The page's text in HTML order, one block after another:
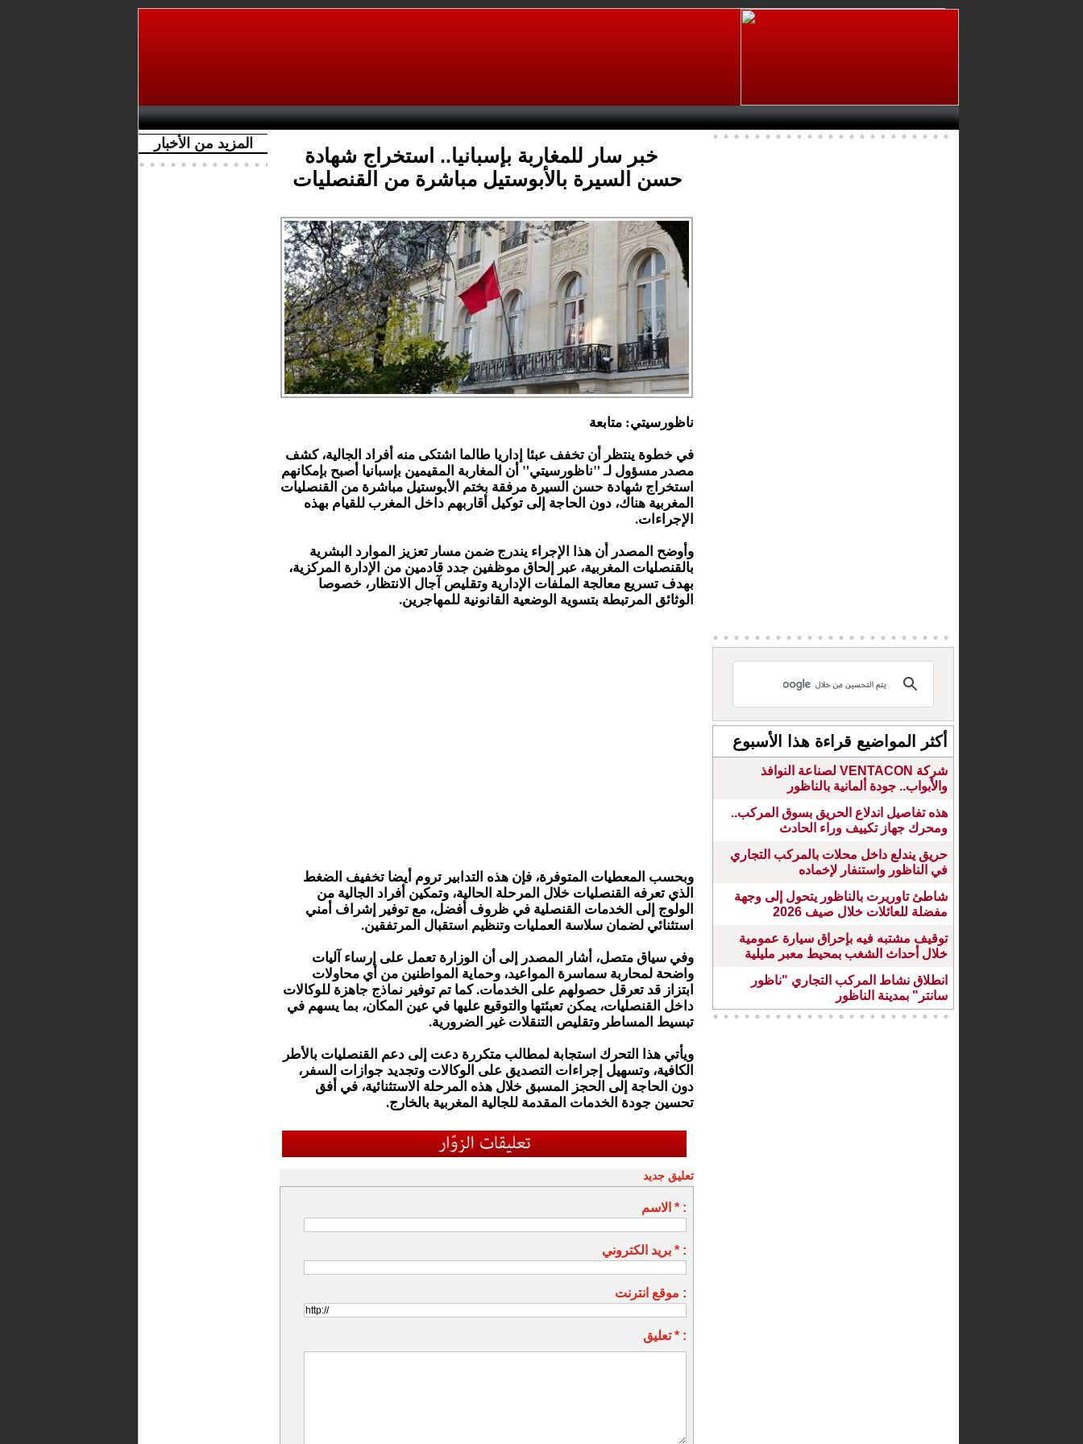
المزيد من الأخبار
خبر سار للمغاربة بإسبانيا.. استخراج شهادة
حسن السيرة بالأبوستيل مباشرة من القنصليات
ناظورسيتي: متابعة
في خطوة ينتظر أن تخفف عبئا إداريا طالما اشتكى منه أفراد الجالية، كشف
مصدر مسؤول لـ "ناظورسيتي" أن المغاربة المقيمين بإسبانيا أصبح بإمكانهم
استخراج شهادة حسن السيرة مرفقة بختم الأبوستيل مباشرة من القنصليات
المغربية هناك، دون الحاجة إلى توكيل أقاربهم داخل المغرب للقيام بهذه
الإجراءات.
وأوضح المصدر أن هذا الإجراء يندرج ضمن مسار تعزيز الموارد البشرية
بالقنصليات المغربية، عبر إلحاق موظفين جدد قادمين من الإدارة المركزية،
بهدف تسريع معالجة الملفات الإدارية وتقليص آجال الانتظار، خصوصا
الوثائق المرتبطة بتسوية الوضعية القانونية للمهاجرين.
وبحسب المعطيات المتوفرة، فإن هذه التدابير تروم أيضا تخفيف الضغط
الذي تعرفه القنصليات خلال المرحلة الحالية، وتمكين أفراد الجالية من
الولوج إلى الخدمات القنصلية في ظروف أفضل، مع توفير إشراف أمني
استثنائي لضمان سلاسة العمليات وتنظيم استقبال المرتفقين.
وفي سياق متصل، أشار المصدر إلى أن الوزارة تعمل على إرساء آليات
واضحة لمحاربة سماسرة المواعيد، وحماية المواطنين من أي محاولات
ابتزاز قد تعرقل حصولهم على الخدمات. كما تم توفير نماذج جاهزة للوكالات
داخل القنصليات، يمكن تعبئتها والتوقيع عليها في عين المكان، بما يسهم في
تبسيط المساطر وتقليص التنقلات غير الضرورية.
ويأتي هذا التحرك استجابة لمطالب متكررة دعت إلى دعم القنصليات بالأطر
الكافية، وتسهيل إجراءات التصديق على الوكالات وتجديد جوازات السفر،
دون الحاجة إلى الحجز المسبق خلال هذه المرحلة الاستثنائية، في أفق
تحسين جودة الخدمات المقدمة للجالية المغربية بالخارج.
تعليق جديد
الاسم * :
بريد الكتروني * :
موقع انترنت :
تعليق * :
أكثر المواضيع قراءة هذا الأسبوع
شركة VENTACON لصناعة النوافذ
والأبواب.. جودة ألمانية بالناظور
هذه تفاصيل اندلاع الحريق بسوق المركب..
ومحرك جهاز تكييف وراء الحادث
حريق يندلع داخل محلات بالمركب التجاري
في الناظور واستنفار لإخماده
شاطئ تاوريرت بالناظور يتحول إلى وجهة
مفضلة للعائلات خلال صيف 2026
توقيف مشتبه فيه بإحراق سيارة عمومية
خلال أحداث الشغب بمحيط معبر مليلية
انطلاق نشاط المركب التجاري "ناظور
سانتر" بمدينة الناظور